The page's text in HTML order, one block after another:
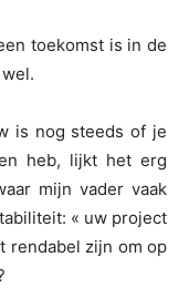
toekomst is in de
is nog steeds of je
heb, lijkt het erg
mijn vader vaak
« uw project
rendabel zijn om op